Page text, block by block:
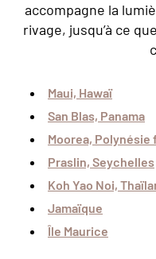
accompagne la
rivage, jusqu’à ce
Maui, Hawaï
San Blas, Panama
Moorea, Polynésie
Praslin, Seychelles
Koh Yao Noi,
Jamaïque
Île Maurice